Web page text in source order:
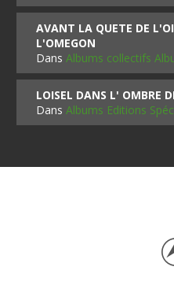
AVANT LA QUETE DE
L'OMEGON
DansAlbums collectifs
LOISEL DANS L' OMBRE
DansAlbums Editions